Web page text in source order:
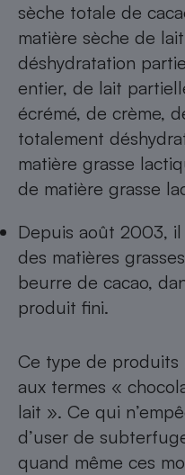
sèche totale de
matière sèche de
déshydratation
entier, de lait
écrémé, de crème,
totalement
matière grasse
de matière grasse
Depuis août 2003,
des matières
beurre de cacao,
produit fini.
Ce type de
aux termes «
lait ». Ce qui
d’user de
quand même ces